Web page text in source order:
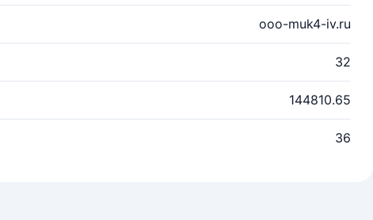
ooo-muk4-iv.ru
32
144810.65
36